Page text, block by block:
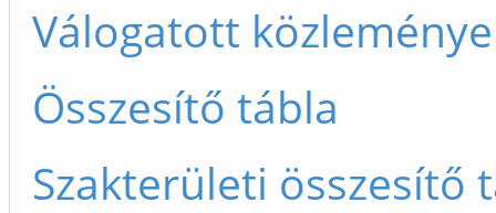
Válogatott
Összesítő tábla
Szakterületi összesítő